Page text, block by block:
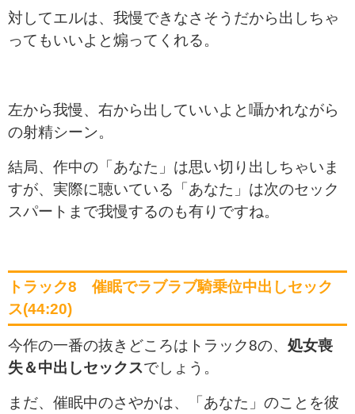
対してエルは、我慢できなさそうだから出しちゃ
ってもいいよと煽ってくれる。
左から我慢、右から出していいよと囁かれながら
の射精シーン。
結局、作中の「あなた」は思い切り出しちゃいま
すが、実際に聴いている「あなた」は次のセック
スパートまで我慢するのも有りですね。
トラック8 催眠でラブラブ騎乗位中出しセック
ス(44:20)
今作の一番の抜きどころはトラック8の、 処女喪
失＆中出しセックスでしょう。
まだ、催眠中のさやかは、「あなた」のことを彼